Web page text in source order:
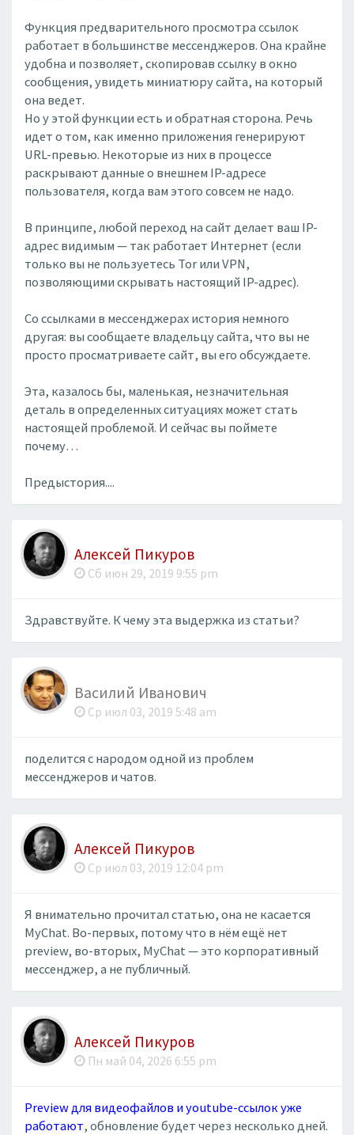
Функция предварительного просмотра ссылок
работает в большинстве мессенджеров. Она крайне
удобна и позволяет, скопировав ссылку в окно
сообщения, увидеть миниатюру сайта, на который
она ведет.
Но у этой функции есть и обратная сторона. Речь
идет о том, как именно приложения генерируют
URL-превью. Некоторые из них в процессе
раскрывают данные о внешнем IP-адресе
пользователя, когда вам этого совсем не надо.
В принципе, любой переход на сайт делает ваш IP-
адрес видимым — так работает Интернет (если
только вы не пользуетесь Tor или VPN,
позволяющими скрывать настоящий IP-адрес).
Со ссылками в мессенджерах история немного
другая: вы сообщаете владельцу сайта, что вы не
просто просматриваете сайт, вы его обсуждаете.
Эта, казалось бы, маленькая, незначительная
деталь в определенных ситуациях может стать
настоящей проблемой. И сейчас вы поймете
почему…
Предыстория....
Алексей Пикуров
Сб июн 29, 2019 9:55 pm
Здравствуйте. К чему эта выдержка из статьи?
Василий Иванович
Ср июл 03, 2019 5:48 am
поделится с народом одной из проблем
мессенджеров и чатов.
Алексей Пикуров
Ср июл 03, 2019 12:04 pm
Я внимательно прочитал статью, она не касается
MyChat. Во-первых, потому что в нём ещё нет
preview, во-вторых, MyChat — это корпоративный
мессенджер, а не публичный.
Алексей Пикуров
Пн май 04, 2026 6:55 pm
Preview для видеофайлов и youtube-ссылок уже
работают, обновление будет через несколько дней.